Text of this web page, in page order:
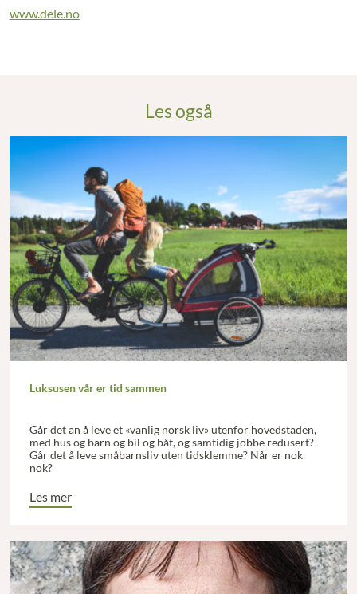
www.dele.no
Les også
Luksusen vår er tid sammen
Går det an å leve et «vanlig norsk liv» utenfor hovedstaden,
med hus og barn og bil og båt, og samtidig jobbe redusert?
Går det å leve småbarnsliv uten tidsklemme? Når er nok
nok?
Les mer